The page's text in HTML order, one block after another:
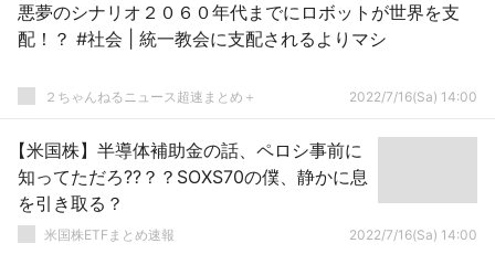
悪夢のシナリオ２０６０年代までにロボットが世界を支
配！？ #社会 | 統一教会に支配されるよりマシ
２ちゃんねるニュース超速まとめ＋ 2022/7/16(Sa) 14:00
【米国株】半導体補助金の話、ペロシ事前に
知ってただろ?‍?？？SOXS70の僕、静かに息
を引き取る？
米国株ETFまとめ速報 2022/7/16(Sa) 14:00